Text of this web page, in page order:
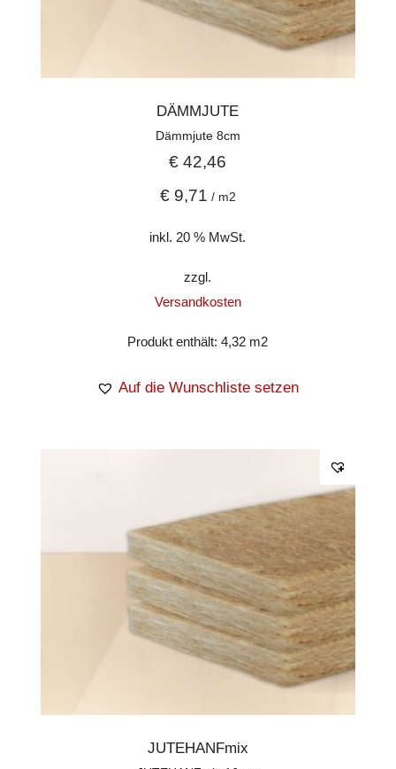
DÄMMJUTE
Dämmjute 8cm
€ 42,46
€9,71 / m2
inkl. 20 % MwSt.
zzgl.
Versandkosten
Produkt enthält: 4,32 m2
Auf die Wunschliste setzen
JUTEHANFmix